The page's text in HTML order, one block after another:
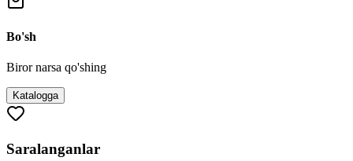
Bo'sh
Biror narsa qo'shing
Katalogga
Saralanganlar